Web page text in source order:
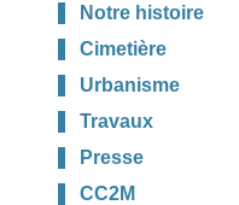
Notre histoire
Cimetière
Urbanisme
Travaux
Presse
CC2M